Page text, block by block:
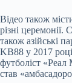
Відео також
різні
також азійські
KB88 у 2017
футболіст «Реал
став